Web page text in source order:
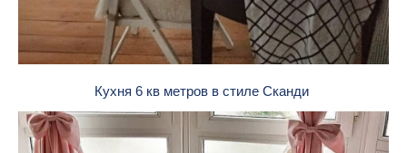
Кухня 6 кв метров в стиле Сканди